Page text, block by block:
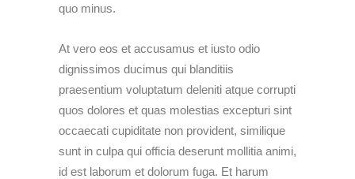
quo minus.
At vero eos et accusamus et iusto odio
dignissimos ducimus qui blanditiis
praesentium voluptatum deleniti atque corrupti
quos dolores et quas molestias excepturi sint
occaecati cupiditate non provident, similique
sunt in culpa qui officia deserunt mollitia animi,
id est laborum et dolorum fuga. Et harum